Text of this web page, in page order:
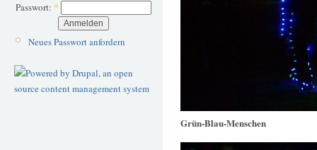
Passwort: *
Neues Passwort anfordern
Grün-Blau-Menschen